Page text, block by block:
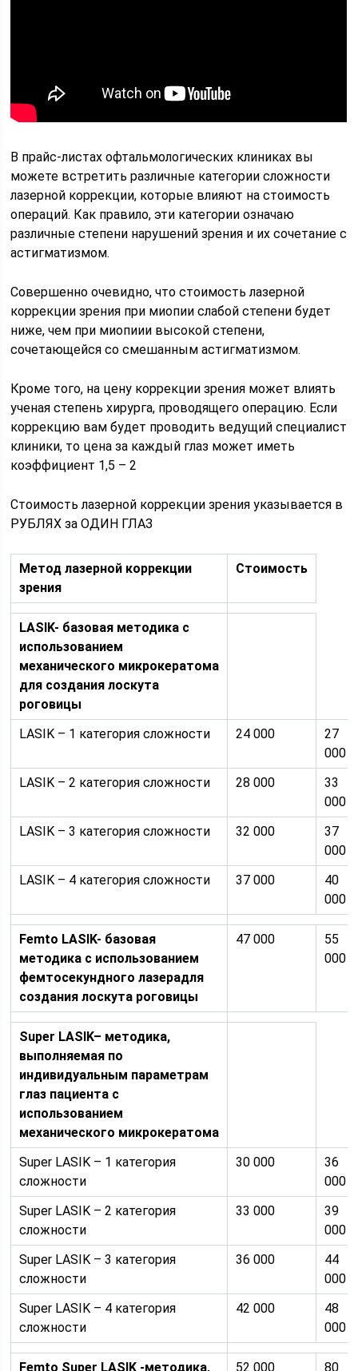
В прайс-листах офтальмологических клиниках вы
можете встретить различные категории сложности
лазерной коррекции, которые влияют на стоимость
операций. Как правило, эти категории означаю
различные степени нарушений зрения и их сочетание с
астигматизмом.
Совершенно очевидно, что стоимость лазерной
коррекции зрения при миопии слабой степени будет
ниже, чем при миопиии высокой степени,
сочетающейся со смешанным астигматизмом.
Кроме того, на цену коррекции зрения может влиять
ученая степень хирурга, проводящего операцию. Если
коррекцию вам будет проводить ведущий специалист
клиники, то цена за каждый глаз может иметь
коэффициент 1,5 – 2
Стоимость лазерной коррекции зрения указывается в
РУБЛЯХ за ОДИН ГЛАЗ
Метод лазерной коррекции
зрения
Стоимость
LASIK- базовая методика с
использованием
механического микрокератома
для создания лоскута
роговицы
LASIK – 1 категория сложности
24 000
27
000
LASIK – 2 категория сложности
28 000
33
000
LASIK – 3 категория сложности
32 000
37
000
LASIK – 4 категория сложности
37 000
40
000
Femto LASIK- базовая
методика с использованием
фемтосекундного лазерадля
создания лоскута роговицы
47 000
55
000
Super LASIK– методика,
выполняемая по
индивидуальным параметрам
глаз пациента с
использованием
механического микрокератома
Super LASIK – 1 категория
сложности
30 000
36
000
Super LASIK – 2 категория
сложности
33 000
39
000
Super LASIK – 3 категория
сложности
36 000
44
000
Super LASIK – 4 категория
сложности
42 000
48
000
Femto Super LASIK -методика, 52 000 80